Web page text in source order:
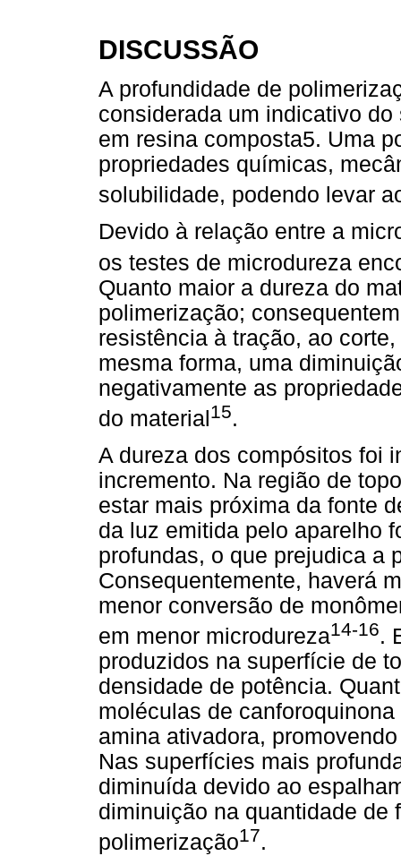
DISCUSSÃO
A profundidade de
considerada um indicativo
em resina composta5. Uma
propriedades químicas,
solubilidade, podendo levar
Devido à relação entre a
os testes de microdureza
Quanto maior a dureza do
polimerização;
resistência à tração, ao
mesma forma, uma
negativamente as
do material15.
A dureza dos compósitos foi
incremento. Na região de
estar mais próxima da fonte
da luz emitida pelo aparelho
profundas, o que prejudica a
Consequentemente, haverá
menor conversão de
em menor microdureza14-16.
produzidos na superfície de
densidade de potência.
moléculas de
amina ativadora,
Nas superfícies mais
diminuída devido ao
diminuição na quantidade de
polimerização17.